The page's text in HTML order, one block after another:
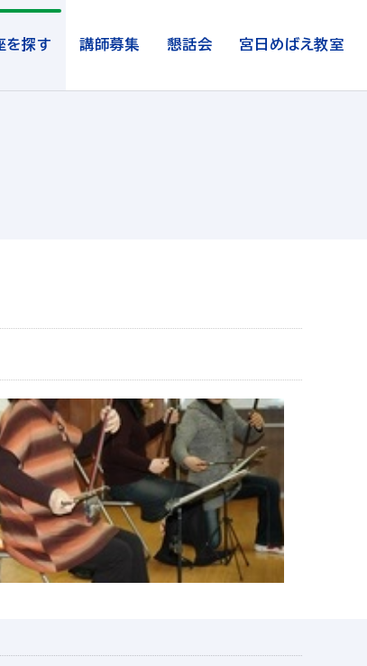
を探す 講師募集 懇話会 宮日めばえ教室